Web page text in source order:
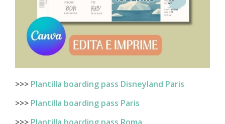
>>> Plantilla boarding pass Disneyland Paris
>>> Plantilla boarding pass Paris